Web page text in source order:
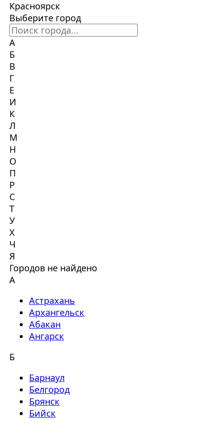
Красноярск
Выберите город
А
Б
В
Г
Е
И
К
Л
М
Н
О
П
Р
С
Т
У
Х
Ч
Я
Городов не найдено
А
Астрахань
Архангельск
Абакан
Ангарск
Б
Барнаул
Белгород
Брянск
Бийск